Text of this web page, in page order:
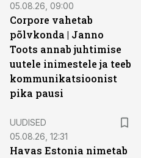
05.08.26, 09:00
Corpore vahetab
põlvkonda | Janno
Toots annab juhtimise
uutele inimestele ja teeb
kommunikatsioonist
pika pausi
UUDISED
05.08.26, 12:31
Havas Estonia nimetab